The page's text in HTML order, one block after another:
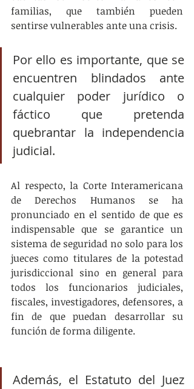
familias, que también pueden
sentirse vulnerables ante una crisis.
Por ello es importante, que se
encuentren blindados ante
cualquier poder jurídico o
fáctico que pretenda
quebrantar la independencia
judicial.
Al respecto, la Corte Interamericana
de Derechos Humanos se ha
pronunciado en el sentido de que es
indispensable que se garantice un
sistema de seguridad no solo para los
jueces como titulares de la potestad
jurisdiccional sino en general para
todos los funcionarios judiciales,
fiscales, investigadores, defensores, a
fin de que puedan desarrollar su
función de forma diligente.
Además, el Estatuto del Juez